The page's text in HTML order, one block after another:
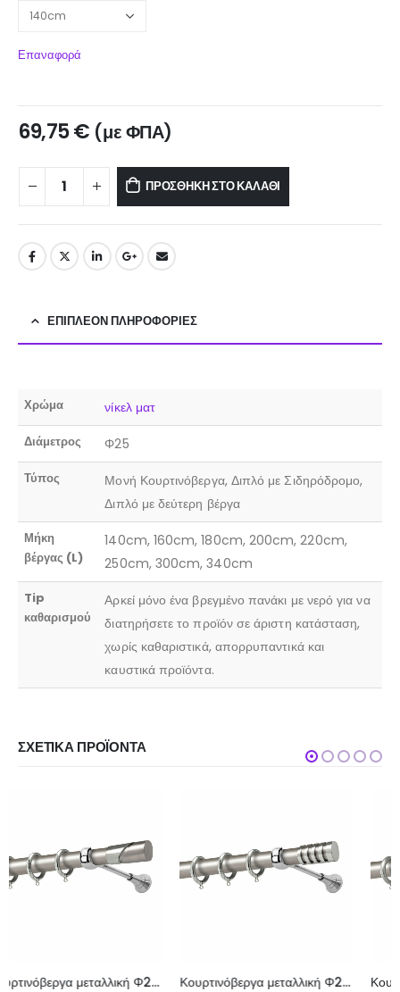
Επαναφορά
69,75€ (με ΦΠΑ)
ΠΡΟΣΘΉΚΗ ΣΤΟ ΚΑΛΆΘΙ
ΕΠΙΠΛΈΟΝ ΠΛΗΡΟΦΟΡΊΕΣ
Χρώμα νίκελ ματ
Διάμετρος Φ25
Τύπος
Μονή Κουρτινόβεργα, Διπλό με Σιδηρόδρομο,
Διπλό με δεύτερη βέργα
Μήκη
βέργας (L)
140cm, 160cm, 180cm, 200cm, 220cm,
250cm, 300cm, 340cm
Tip
καθαρισμού
Αρκεί μόνο ένα βρεγμένο πανάκι με νερό για να
διατηρήσετε το προϊόν σε άριστη κατάσταση,
χωρίς καθαριστικά, απορρυπαντικά και
καυστικά προϊόντα.
ΣΧΕΤΙΚΆ ΠΡΟΪΌΝΤΑ
Κουρτινόβεργα μεταλλική Φ25 νίκελ ματ Ύδρα Κ25-2510-5 Κουρτινόβεργα μεταλλική Φ25 νίκελ ματ Σύμη Κ31-2510